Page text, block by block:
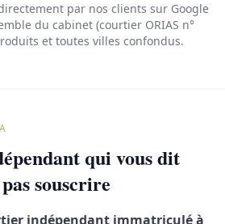
par nos clients sur Google
du cabinet (courtier ORIAS n°
et toutes villes confondus.
qui vous dit
souscrire
indépendant immatriculé à